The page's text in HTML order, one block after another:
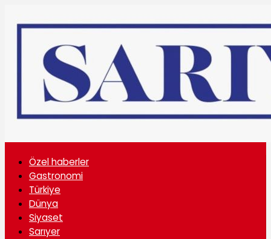
Özel haberler
Gastronomi
Türkiye
Dünya
Siyaset
Sarıyer